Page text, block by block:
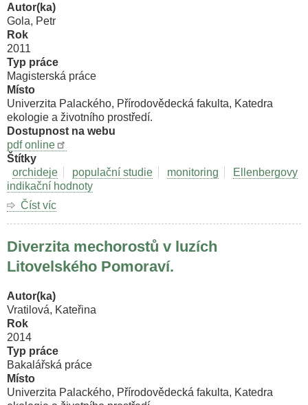
Autor(ka)
Gola, Petr
Rok
2011
Typ práce
Magisterská práce
Místo
Univerzita Palackého, Přírodovědecká fakulta, Katedra
ekologie a životního prostředí.
Dostupnost na webu
pdf online
Štítky
orchideje
populační studie monitoring
Ellenbergovy
indikační hodnoty
Číst víc
lesních
populací
střevíčníku
calceolus
Diverzita mechorostů v luzích
Litovelského Pomoraví.
Autor(ka)
Vratilová, Kateřina
Rok
2014
Typ práce
Bakalářská práce
Místo
Univerzita Palackého, Přírodovědecká fakulta, Katedra